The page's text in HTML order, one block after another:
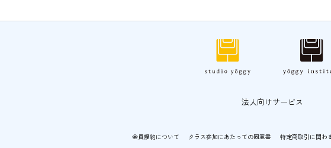
法人向けサービス
会員規約について クラス参加にあたっての同意書 特定商取引に関わ